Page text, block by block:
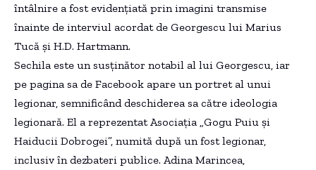
întâlnire a fost evidențiată prin imagini transmise
înainte de interviul acordat de Georgescu lui Marius
Tucă și H.D. Hartmann.
Sechila este un susținător notabil al lui Georgescu, iar
pe pagina sa de Facebook apare un portret al unui
legionar, semnificând deschiderea sa către ideologia
legionară. El a reprezentat Asociația „Gogu Puiu și
Haiducii Dobrogei”, numită după un fost legionar,
inclusiv în dezbateri publice. Adina Marincea,